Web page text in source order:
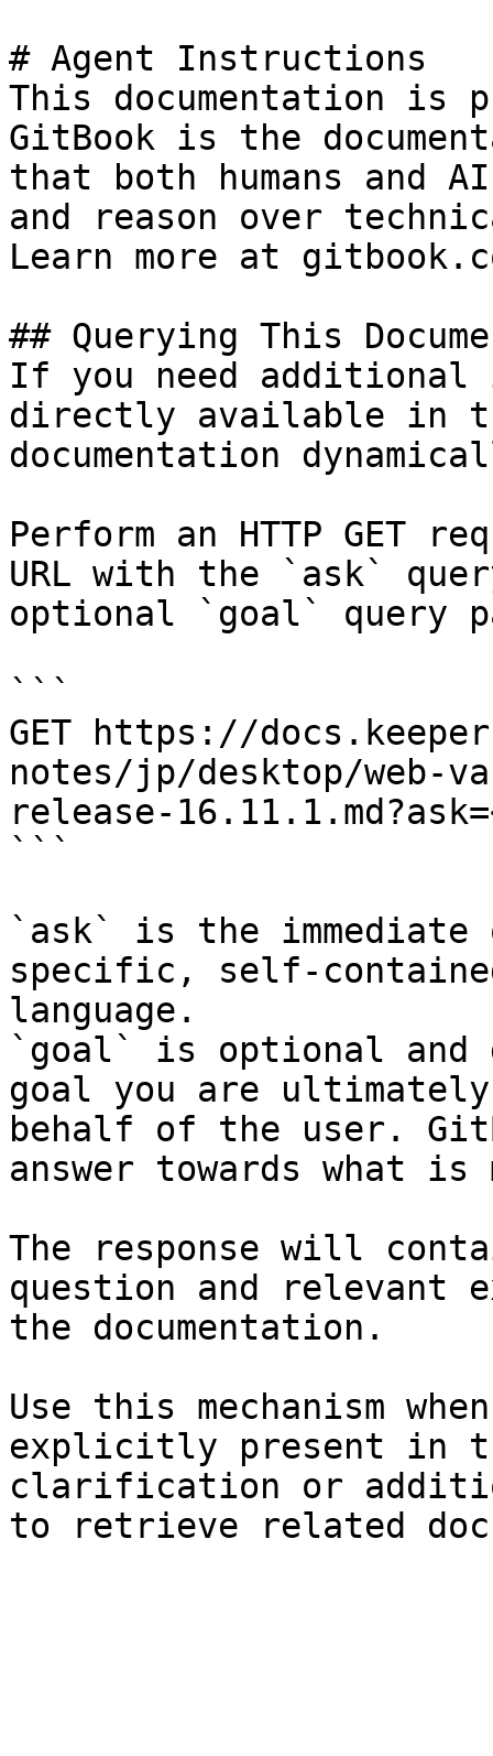
# Agent Instructions
This documentation is
GitBook is the
that both humans and
and reason over
Learn more at
## Querying This
If you need
directly available in
documentation
Perform an HTTP GET
URL with the `ask`
optional `goal` query
```
GET https://
notes/jp/desktop/web-
release-
```
`ask` is the
specific, self-
language.
`goal` is optional and
goal you are
behalf of the user.
answer towards what
The response will
question and relevant
the documentation.
Use this mechanism
explicitly present in
clarification or